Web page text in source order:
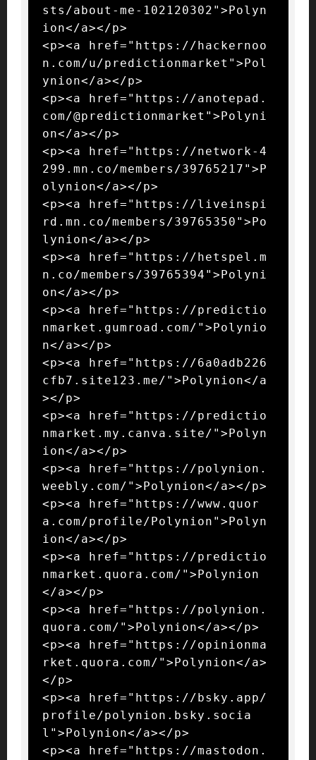
sts/about-me-102120302">Polyn
ion</a></p>
<p><a href="https://hackernoo
n.com/u/predictionmarket">Pol
ynion</a></p>
<p><a href="https://anotepad.
com/@predictionmarket">Polyni
on</a></p>
<p><a href="https://network-4
299.mn.co/members/39765217">P
olynion</a></p>
<p><a href="https://liveinspi
rd.mn.co/members/39765350">Po
lynion</a></p>
<p><a href="https://hetspel.m
n.co/members/39765394">Polyni
on</a></p>
<p><a href="https://predictio
nmarket.gumroad.com/">Polynio
n</a></p>
<p><a href="https://6a0adb226
cfb7.site123.me/">Polynion</a
></p>
<p><a href="https://predictio
nmarket.my.canva.site/">Polyn
ion</a></p>
<p><a href="https://polynion.
weebly.com/">Polynion</a></p>
<p><a href="https://www.quor
a.com/profile/Polynion">Polyn
ion</a></p>
<p><a href="https://predictio
nmarket.quora.com/">Polynion
</a></p>
<p><a href="https://polynion.
quora.com/">Polynion</a></p>
<p><a href="https://opinionma
rket.quora.com/">Polynion</a>
</p>
<p><a href="https://bsky.app/
profile/polynion.bsky.socia
l">Polynion</a></p>
<p><a href="https://mastodon.